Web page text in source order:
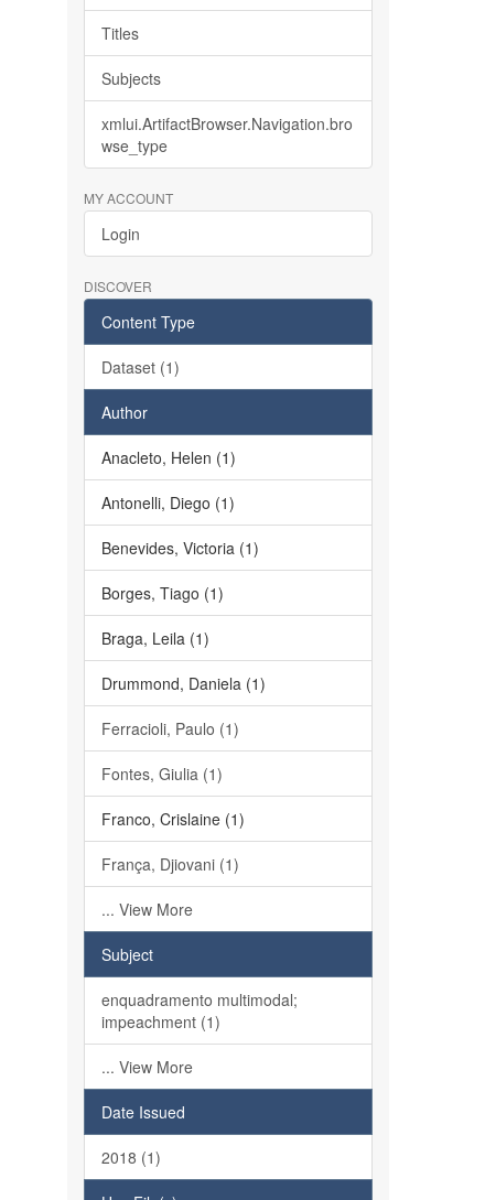
Titles
Subjects
xmlui.ArtifactBrowser.Navigation.bro
wse_type
MY ACCOUNT
Login
DISCOVER
Content Type
Dataset (1)
Author
Anacleto, Helen (1)
Antonelli, Diego (1)
Benevides, Victoria (1)
Borges, Tiago (1)
Braga, Leila (1)
Drummond, Daniela (1)
Ferracioli, Paulo (1)
Fontes, Giulia (1)
Franco, Crislaine (1)
França, Djiovani (1)
... View More
Subject
enquadramento multimodal;
impeachment (1)
... View More
Date Issued
2018 (1)